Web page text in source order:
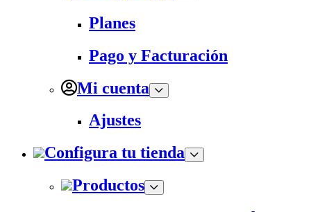
Planes
Pago y Facturación
Mi cuenta
Ajustes
Configura tu tienda
Productos